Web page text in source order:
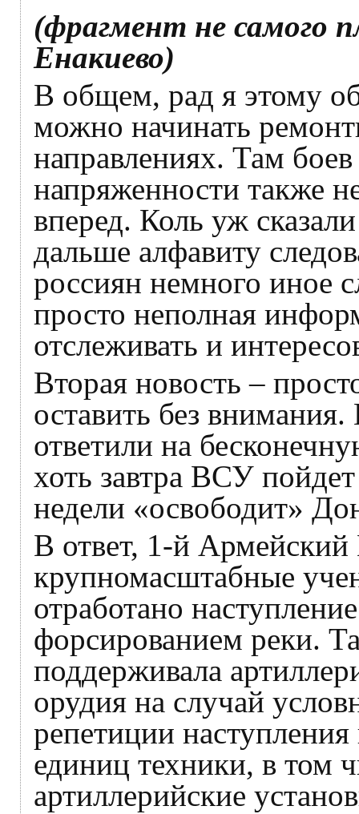
(фрагмент не самого
Енакиево)
В общем, рад я этому
можно начинать
направлениях. Там
напряженности также
вперед. Коль уж
дальше алфавиту
россиян немного иное
просто неполная
отслеживать и
Вторая новость –
оставить без
ответили на
хоть завтра ВСУ
недели «освободит»
В ответ, 1-й Армейский
крупномасштабные
отработано
форсированием реки.
поддерживала
орудия на случай
репетиции
единиц техники, в том
артиллерийские